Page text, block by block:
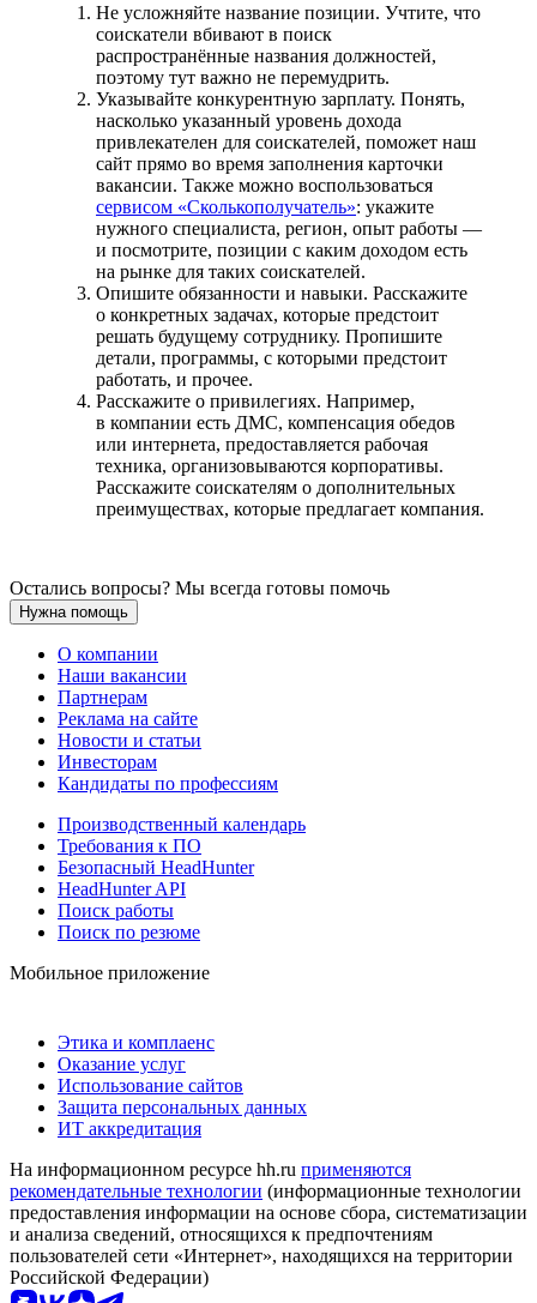
Не усложняйте название позиции. Учтите, что
соискатели вбивают в поиск
распространённые названия должностей,
поэтому тут важно не перемудрить.
Указывайте конкурентную зарплату. Понять,
насколько указанный уровень дохода
привлекателен для соискателей, поможет наш
сайт прямо во время заполнения карточки
вакансии. Также можно воспользоваться
сервисом «Сколькополучатель»: укажите
нужного специалиста, регион, опыт работы —
и посмотрите, позиции с каким доходом есть
на рынке для таких соискателей.
Опишите обязанности и навыки. Расскажите
о конкретных задачах, которые предстоит
решать будущему сотруднику. Пропишите
детали, программы, с которыми предстоит
работать, и прочее.
Расскажите о привилегиях. Например,
в компании есть ДМС, компенсация обедов
или интернета, предоставляется рабочая
техника, организовываются корпоративы.
Расскажите соискателям о дополнительных
преимуществах, которые предлагает компания.
Остались вопросы? Мы всегда готовы помочь
Нужна помощь
О компании
Наши вакансии
Партнерам
Реклама на сайте
Новости и статьи
Инвесторам
Кандидаты по профессиям
Производственный календарь
Требования к ПО
Безопасный HeadHunter
HeadHunter API
Поиск работы
Поиск по резюме
Мобильное приложение
Этика и комплаенс
Оказание услуг
Использование сайтов
Защита персональных данных
ИТ аккредитация
На информационном ресурсе hh.ru применяются
рекомендательные технологии (информационные технологии
предоставления информации на основе сбора, систематизации
и анализа сведений, относящихся к предпочтениям
пользователей сети «Интернет», находящихся на территории
Российской Федерации)